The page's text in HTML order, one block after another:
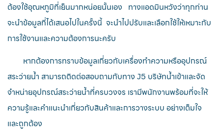
ต้องใช้อุณหภูมิที่เย็นมากหน่อยนั้นเอง ทางแอดมินหวังว่าทุกท่าน
จะนำข้อมูลที่ได้เสนอไปในครั้งนี้ จะนำไปปรับและเลือกใช้ให้เหมาะกับ
การใช้งานและความต้องการนะครับ
หากต้องการทราบข้อมูลเกี่ยวกับเครื่องทำความหรืออุปกรณ์
สระว่ายน้ำ สามารถติดต่อสอบถามกับทาง J5 บริษัทน้ำเข้าและจัด
จำหน่ายอุปกรณ์สระว่ายน้ำที่ครบวงจร เรามีพนักงานพร้อมที่จะให้
ความรู้และคำแนะนำเกี่ยวกับสินค้าและการวางระบบ อย่างเต็มใจ
และถูกต้อง